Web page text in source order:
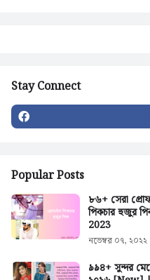
Stay Connect
Popular Posts
৮৬+ সেরা
পিকচার হুজুর
2023
নভেম্বর ০৭, ২০২২
৯৯৪+ সুন্দর